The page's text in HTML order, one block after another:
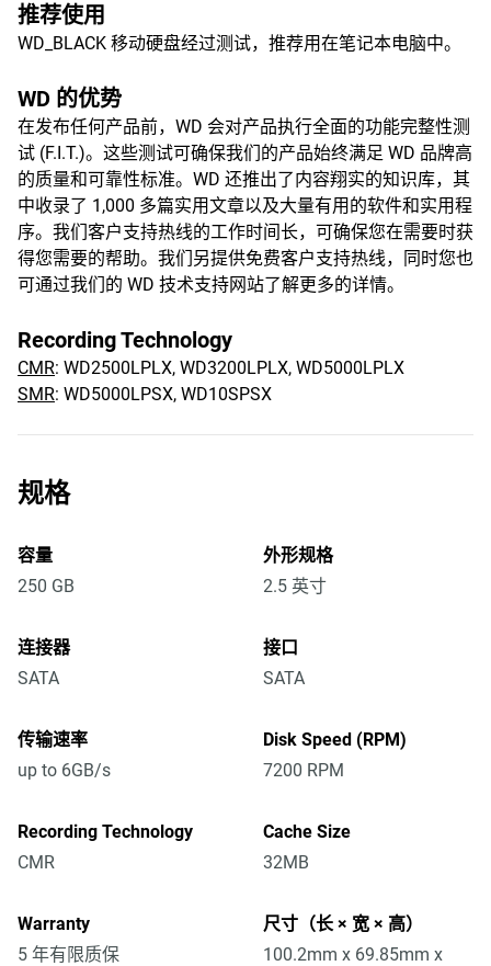
推荐使用
WD_BLACK 移动硬盘经过测试，推荐用在笔记本电脑中。
WD 的优势
在发布任何产品前，WD 会对产品执行全面的功能完整性测
试 (F.I.T.)。这些测试可确保我们的产品始终满足 WD 品牌高
的质量和可靠性标准。WD 还推出了内容翔实的知识库，其
中收录了 1,000 多篇实用文章以及大量有用的软件和实用程
序。我们客户支持热线的工作时间长，可确保您在需要时获
得您需要的帮助。我们另提供免费客户支持热线，同时您也
可通过我们的 WD 技术支持网站了解更多的详情。
Recording Technology
CMR: WD2500LPLX, WD3200LPLX, WD5000LPLX
SMR: WD5000LPSX, WD10SPSX
规格
容量
250 GB
外形规格
2.5 英寸
连接器
SATA
接口
SATA
传输速率
up to 6GB/s
Disk Speed (RPM)
7200 RPM
Recording Technology
CMR
Cache Size
32MB
Warranty
5 年有限质保
尺寸（长 × 宽 × 高）
100.2mm x 69.85mm x